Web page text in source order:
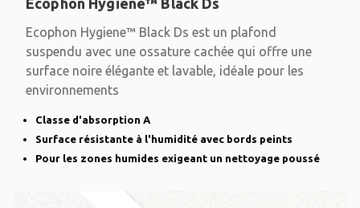
Ecophon Hygiene™ Black Ds
Ecophon Hygiene™ Black Ds est un plafond
suspendu avec une ossature cachée qui offre une
surface noire élégante et lavable, idéale pour les
environnements
Classe d'absorption A
Surface résistante à l'humidité avec bords peints
Pour les zones humides exigeant un nettoyage poussé